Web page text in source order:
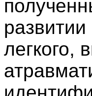
легкого,